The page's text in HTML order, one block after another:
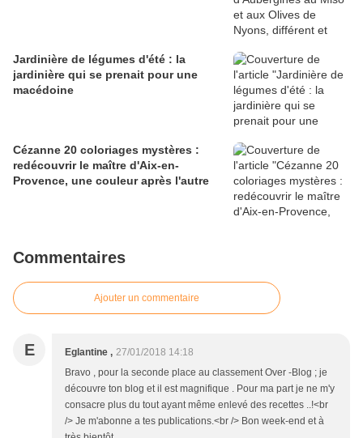
Jardinière de légumes d'été : la
jardinière qui se prenait pour une
macédoine
Cézanne 20 coloriages mystères :
redécouvrir le maître d'Aix-en-
Provence, une couleur après l'autre
Commentaires
Ajouter un commentaire
E Eglantine , 27/01/2018 14:18
Bravo , pour la seconde place au classement Over -Blog ; je
découvre ton blog et il est magnifique . Pour ma part je ne m'y
consacre plus du tout ayant même enlevé des recettes ..!<br
/> Je m'abonne a tes publications.<br /> Bon week-end et à